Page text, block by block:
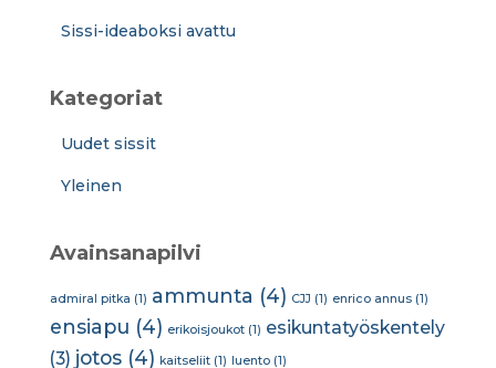
Sissi-ideaboksi avattu
Kategoriat
Uudet sissit
Yleinen
Avainsanapilvi
admiral pitka (1) ammunta (4) CJJ (1) enrico annus (1)
ensiapu (4) erikoisjoukot (1) esikuntatyöskentely
(3) jotos (4) kaitseliit (1) luento (1)